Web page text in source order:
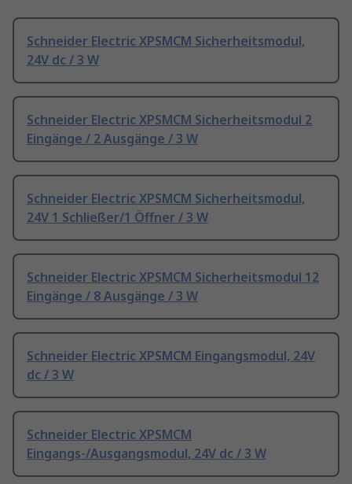
Schneider Electric XPSMCM Sicherheitsmodul,
24V dc / 3 W
Schneider Electric XPSMCM Sicherheitsmodul 2
Eingänge / 2 Ausgänge / 3 W
Schneider Electric XPSMCM Sicherheitsmodul,
24V 1 Schließer/1 Öffner / 3 W
Schneider Electric XPSMCM Sicherheitsmodul 12
Eingänge / 8 Ausgänge / 3 W
Schneider Electric XPSMCM Eingangsmodul, 24V
dc / 3 W
Schneider Electric XPSMCM
Eingangs-/Ausgangsmodul, 24V dc / 3 W